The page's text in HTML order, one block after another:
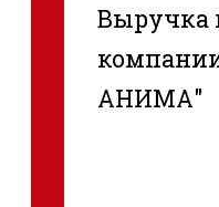
Выручка
АНИМА"